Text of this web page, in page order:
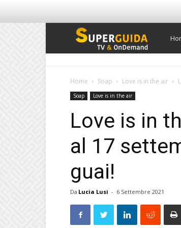
Home Soap Love is in the air
Soap Love is in the air
Love is in
al 17
guai!
Da Lucia Lusi - 6 Settembre 2021